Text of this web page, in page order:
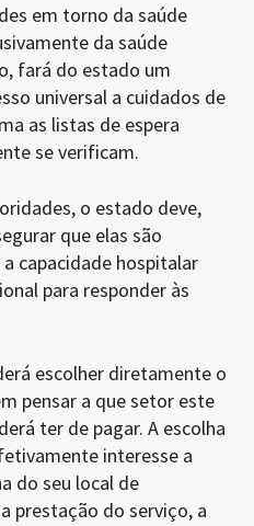
em torno da saúde
da saúde
fará do estado um
universal a cuidados de
as listas de espera
se verificam.
o estado deve,
que elas são
capacidade hospitalar
para responder às
escolher diretamente o
pensar a que setor este
ter de pagar. A escolha
interesse a
do seu local de
prestação do serviço, a